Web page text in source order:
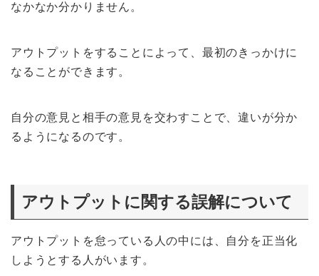
なかなか分かりません。
アウトプットをすることによって、最初のきっかけに
なることができます。
自分の意見と相手の意見を交わすことで、違いが分か
るようになるのです。
アウトプットに関する誤解について
アウトプットを怠っている人の中には、自分を正当化
しようとする人がいます。